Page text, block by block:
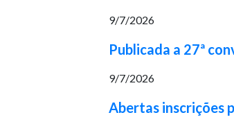
9/7/2026
Publicada a 27ª
9/7/2026
Abertas inscrições